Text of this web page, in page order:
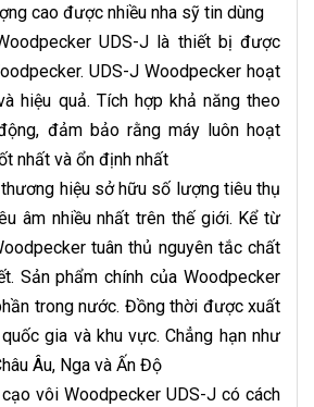
cao được nhiều nha sỹ tin dùng
UDS-J là thiết bị được
UDS-J Woodpecker hoạt
hiệu quả. Tích hợp khả năng theo
đảm bảo rằng máy luôn hoạt
nhất và ổn định nhất
hiệu sở hữu số lượng tiêu thụ
âm nhiều nhất trên thế giới. Kể từ
tuân thủ nguyên tắc chất
Sản phẩm chính của Woodpecker
trong nước. Đồng thời được xuất
gia và khu vực. Chẳng hạn như
Âu, Nga và Ấn Độ
vôi Woodpecker UDS-J có cách